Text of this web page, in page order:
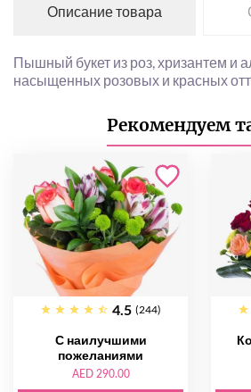
Описание товара
Пышный букет из роз, хризантем и
насыщенных розовых и красных
Рекомендуем
4.5 (244)
С наилучшими
пожеланиями
AED 290.00